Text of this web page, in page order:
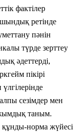
фактілер
ретінде
пәнін
түрде зерттеу
әдеттерді,
пікірі
сезімдер мен
таным.
құнды-норма жүйесі